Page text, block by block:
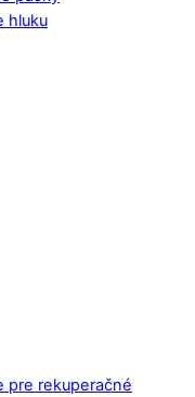
hluku
pre rekuperačné